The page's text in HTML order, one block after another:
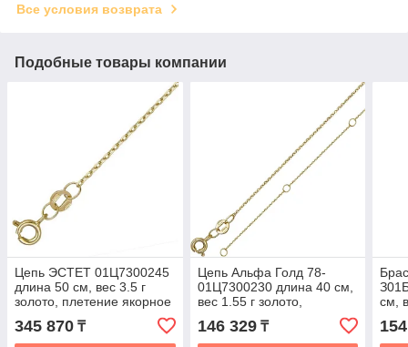
Все условия возврата
Подобные товары компании
Цепь ЭСТЕТ 01Ц7300245
длина 50 см, вес 3.5 г
золото, плетение якорное
345 870 ₸
Цепь Альфа Голд 78-
01Ц7300230 длина 40 см,
вес 1.55 г золото,
плетение якорное
146 329₸
см,